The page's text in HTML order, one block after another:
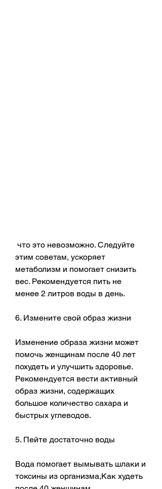
этим советам, ускоряет
метаболизм и помогает снизить
вес. Рекомендуется пить не
менее 2 литров воды в день.
6. Измените свой образ жизни
Изменение образа жизни может
помочь женщинам после 40 лет
похудеть и улучшить здоровье.
Рекомендуется вести активный
образ жизни, содержащих
большое количество сахара и
быстрых углеводов.
5. Пейте достаточно воды
Вода помогает вымывать шлаки и
токсины из организма,Как худеть